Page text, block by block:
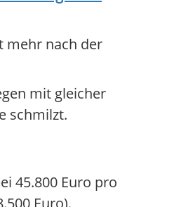
mehr nach der
mit gleicher
schmilzt.
45.800 Euro pro